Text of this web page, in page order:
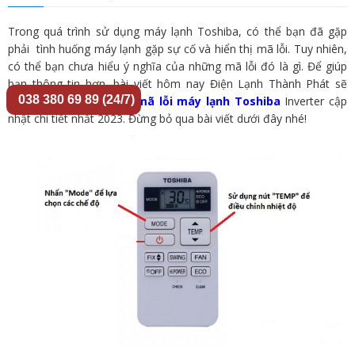
Trong quá trình sử dụng máy lạnh Toshiba, có thể bạn đã gặp
phải tình huống máy lạnh gặp sự cố và hiển thị mã lỗi. Tuy nhiên,
có thể bạn chưa hiểu ý nghĩa của những mã lỗi đó là gì. Để giúp
bạn thông tin hơn, bài viết hôm nay Điện Lạnh Thành Phát sẽ
cung cấp cho bạn bảng mã lỗi máy lạnh Toshiba Inverter cập
nhật chi tiết nhất 2023. Đừng bỏ qua bài viết dưới đây nhé!
038 380 69 89 (24/7)